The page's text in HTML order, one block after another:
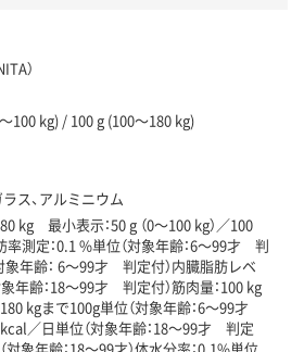
）
100 kg) / 100 g (100～180 kg)
ラス、アルミニウム
kg 最小表示：50 g （0～100 kg）／100
率測定：0.1 %単位（対象年齢：6～99才 判
象年齢： 6～99才 判定付）内臓脂肪レベ
象年齢：18～99才 判定付）筋肉量：100 kg
kgまで100g単位（対象年齢：6～99才
／日単位（対象年齢：18～99才 判定